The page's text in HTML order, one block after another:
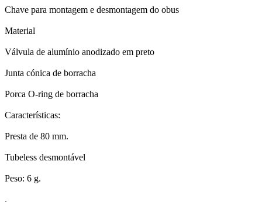
Chave para montagem e desmontagem do obus
Material
Válvula de alumínio anodizado em preto
Junta cónica de borracha
Porca O-ring de borracha
Características:
Presta de 80 mm.
Tubeless desmontável
Peso: 6 g.
.